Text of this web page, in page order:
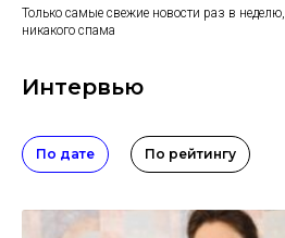
Только самые свежие новости раз в неделю,
никакого спама
Интервью
По дате По рейтингу